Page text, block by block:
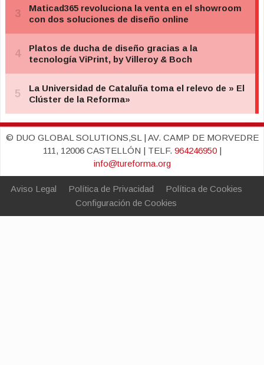
© DUO GLOBAL SOLUTIONS,SL | AV. CAMP DE MORVEDRE
111, 12006 CASTELLÓN | TELF. 964246950|
info@tureforma.org
Aviso Legal Política de Privacidad
Política de Cookies
Configuración de Cookies